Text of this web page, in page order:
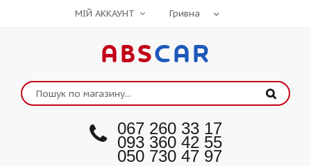
МІЙ АККАУНТ
ABSCAR
067 260 33 17
093 360 42 55
050 730 47 97